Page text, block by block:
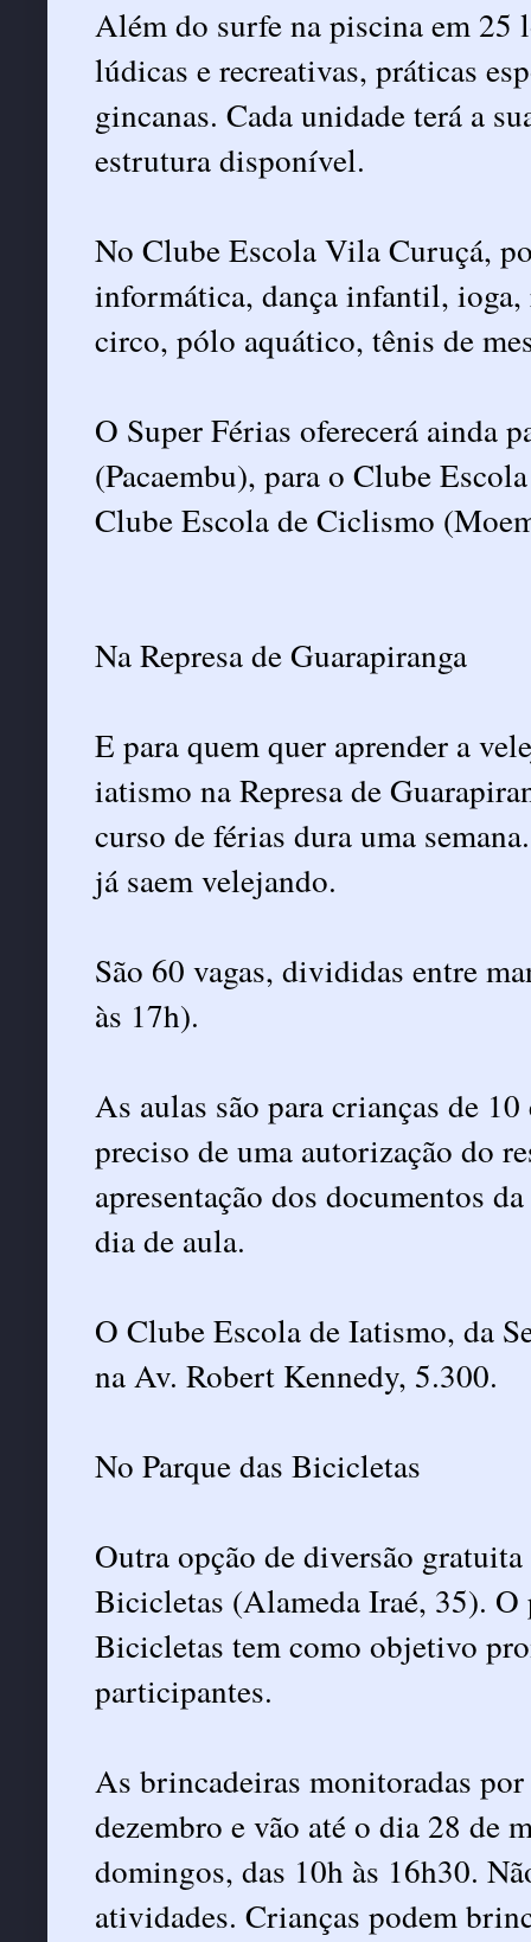
Além do surfe na piscina em 25
lúdicas e recreativas, práticas
gincanas. Cada unidade terá a
estrutura disponível.
No Clube Escola Vila Curuçá,
informática, dança infantil, ioga,
circo, pólo aquático, tênis de
O Super Férias oferecerá ainda
(Pacaembu), para o Clube
Clube Escola de Ciclismo
Na Represa de Guarapiranga
E para quem quer aprender a
iatismo na Represa de
curso de férias dura uma
já saem velejando.
São 60 vagas, divididas entre
às 17h).
As aulas são para crianças de
preciso de uma autorização do
apresentação dos documentos
dia de aula.
O Clube Escola de Iatismo, da
na Av. Robert Kennedy, 5.300.
No Parque das Bicicletas
Outra opção de diversão
Bicicletas (Alameda Iraé, 35). O
Bicicletas tem como objetivo
participantes.
As brincadeiras monitoradas
dezembro e vão até o dia 28 de
domingos, das 10h às 16h30.
atividades. Crianças podem